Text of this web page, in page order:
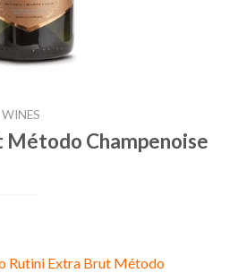
Champenoise
Rutini Extra Brut Método